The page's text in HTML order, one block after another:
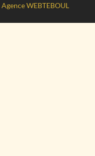
Agence WEBTEBOUL